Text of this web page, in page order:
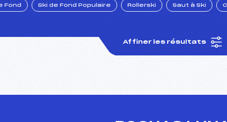
Fond Ski de Fond Populaire Rollerski Saut à Ski
Affiner les résultats